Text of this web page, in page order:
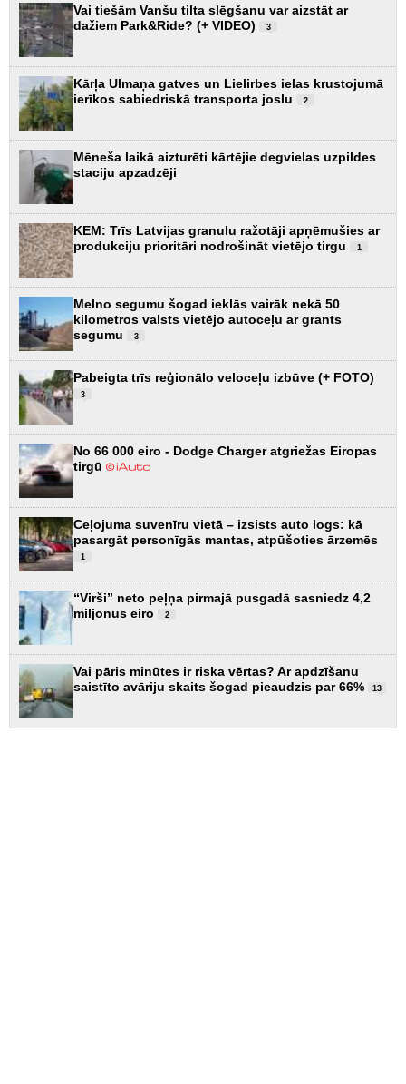
Vai tiešām Vanšu tilta slēgšanu var aizstāt ar
dažiem Park&Ride? (+ VIDEO)
3
Kārļa Ulmaņa gatves un Lielirbes ielas krustojumā
ierīkos sabiedriskā transporta joslu
2
Mēneša laikā aizturēti kārtējie degvielas uzpildes
staciju apzadzēji
KEM: Trīs Latvijas granulu ražotāji apņēmušies ar
produkciju prioritāri nodrošināt vietējo tirgu
1
Melno segumu šogad ieklās vairāk nekā 50
kilometros valsts vietējo autoceļu ar grants
segumu
3
Pabeigta trīs reģionālo veloceļu izbūve (+ FOTO)
3
No 66 000 eiro - Dodge Charger atgriežas Eiropas
tirgū
Ceļojuma suvenīru vietā – izsists auto logs: kā
pasargāt personīgās mantas, atpūšoties ārzemēs
1
“Virši” neto peļņa pirmajā pusgadā sasniedz 4,2
miljonus eiro
2
Vai pāris minūtes ir riska vērtas? Ar apdzīšanu
saistīto avāriju skaits šogad pieaudzis par 66%
13